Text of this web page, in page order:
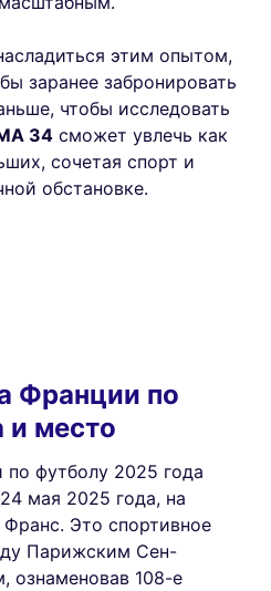
этим опытом,
заранее забронировать
чтобы исследовать
34 сможет увлечь как
сочетая спорт и
обстановке.
Франции по
и место
футболу 2025 года
мая 2025 года, на
Это спортивное
Парижским Сен-
108-е